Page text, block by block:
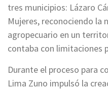
tres municipios: Lázaro
Mujeres, reconociendo la
agropecuario en un
contaba con limitaciones
Durante el proceso para
Lima Zuno impulsó la